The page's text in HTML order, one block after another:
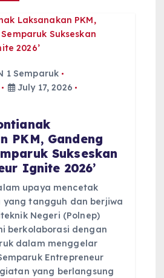
1 Semparuk
July 17, 2026
PKM, Gandeng
Sukseskan
Ignite 2026’
upaya mencetak
yang tangguh dan berjiwa
Negeri (Polnep)
berkolaborasi dengan
dalam menggelar
Entrepreneur
yang berlangsung